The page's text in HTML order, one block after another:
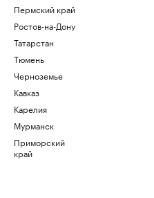
Пермский край
Ростов-на-Дону
Татарстан
Тюмень
Черноземье
Кавказ
Карелия
Мурманск
Приморский
край